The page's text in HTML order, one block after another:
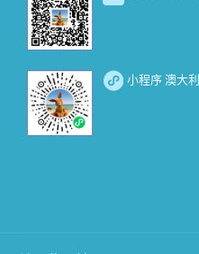
小程序 澳大